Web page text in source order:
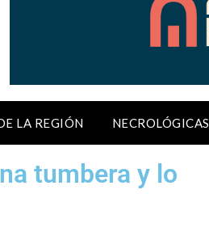
LA REGIÓN NECROLÓGICAS
tumbera y lo